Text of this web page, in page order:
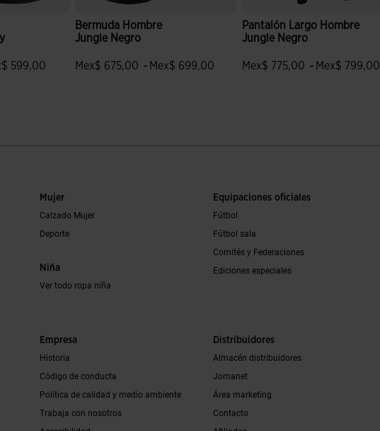
599,00
Bermuda Hombre
Jungle Negro
Mex$ 675,00 - Mex$ 699,00
Pantalón Largo Hombre
Jungle Negro
Mex$ 775,00 - Mex$ 799,00
Mujer
Calzado Mujer
Deporte
Niña
Ver todo ropa niña
Equipaciones oficiales
Fútbol
Fútbol sala
Comités y Federaciones
Ediciones especiales
Empresa
Historia
Código de conducta
Política de calidad y medio ambiente
Trabaja con nosotros
Distribuidores
Almacén distribuidores
Jomanet
Área marketing
Contacto